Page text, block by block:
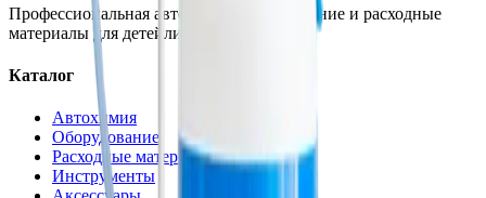
Профессиональная автохимия, оборудование и расходные
материалы для детейлинга.
Каталог
Автохимия
Оборудование
Расходные материалы
Инструменты